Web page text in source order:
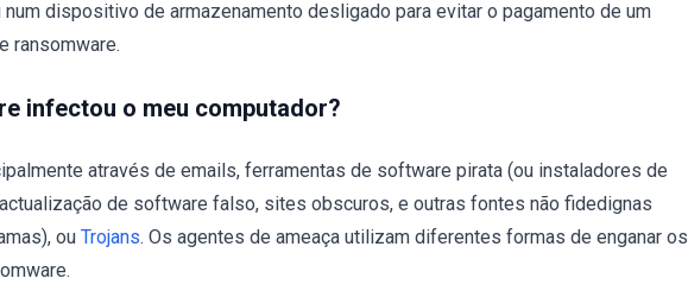
dispositivo de armazenamento desligado para evitar o pagamento de um
ransomware.
infectou o meu computador?
através de emails, ferramentas de software pirata (ou instaladores de
de software falso, sites obscuros, e outras fontes não fidedignas
ou Trojans. Os agentes de ameaça utilizam diferentes formas de enganar os